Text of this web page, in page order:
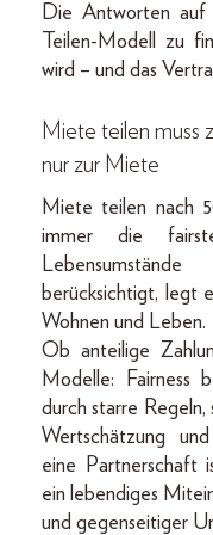
Die Antworten auf
Teilen-Modell zu
wird – und das
Miete teilen muss
nur zur Miete
Miete teilen nach
immer die
berücksichtigt, legt
Wohnen und Leben.
Ob anteilige
Modelle: Fairness
durch starre Regeln,
Wertschätzung
eine Partnerschaft
ein lebendiges
und gegenseitiger